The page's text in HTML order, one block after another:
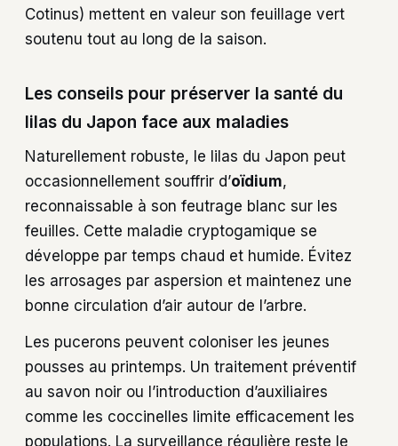
Cotinus) mettent en valeur son feuillage vert
soutenu tout au long de la saison.
Les conseils pour préserver la santé du
lilas du Japon face aux maladies
Naturellement robuste, le lilas du Japon peut
occasionnellement souffrir d’oïdium,
reconnaissable à son feutrage blanc sur les
feuilles. Cette maladie cryptogamique se
développe par temps chaud et humide. Évitez
les arrosages par aspersion et maintenez une
bonne circulation d’air autour de l’arbre.
Les pucerons peuvent coloniser les jeunes
pousses au printemps. Un traitement préventif
au savon noir ou l’introduction d’auxiliaires
comme les coccinelles limite efficacement les
populations. La surveillance régulière reste le